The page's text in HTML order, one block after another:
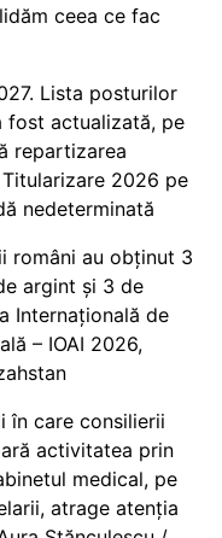
ceea ce fac
Lista posturilor
fost actualizată, pe
repartizarea
2026 pe
nedeterminată
români au obținut 3
argint și 3 de
Internațională de
– IOAI 2026,
în care consilierii
activitatea prin
medical, pe
atrage atenția